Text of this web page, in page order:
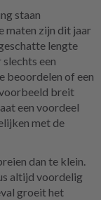
staan
maten zijn dit jaar
lengte
een
beoordelen of een
breit
een voordeel
met de
dan te klein.
altijd voordelig
groeit het